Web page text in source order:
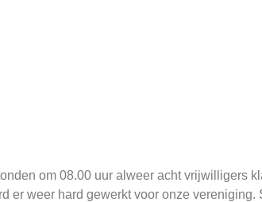
om 08.00 uur alweer acht vrijwilligers
er weer hard gewerkt voor onze vereniging.